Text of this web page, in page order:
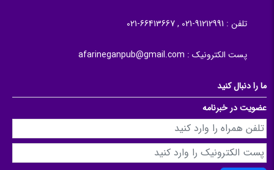
تلفن : 91212991-021 , 66413667-021
پست الکترونیک : afarineganpub@gmail.com
ما را دنبال کنید
عضویت در خبرنامه